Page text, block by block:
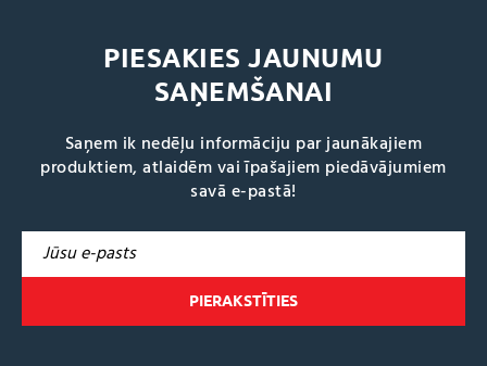
PIESAKIES JAUNUMU
SAŅEMŠANAI
Saņem ik nedēļu informāciju par jaunākajiem
produktiem, atlaidēm vai īpašajiem piedāvājumiem
savā e-pastā!